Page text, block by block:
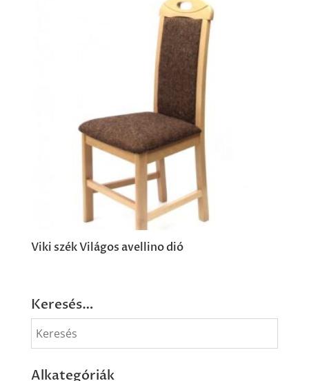
Viki szék Világos avellino dió
Keresés…
Alkategóriák